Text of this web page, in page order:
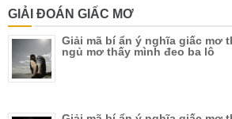
GIẢI ĐOÁN GIẤC MƠ
Giải mã bí ẩn ý nghĩa giấc mơ
ngủ mơ thấy mình đeo ba lô